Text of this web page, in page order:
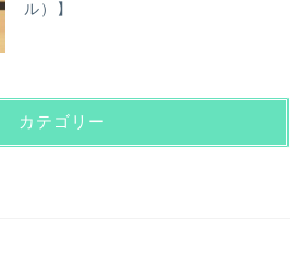
ル）】
カテゴリー